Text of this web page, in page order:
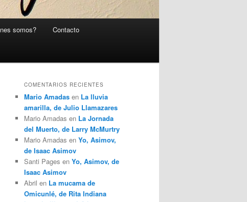
somos? Contacto
COMENTARIOS RECIENTES
Mario Amadas en La lluvia
amarilla, de Julio Llamazares
Mario Amadas en La Jornada
del Muerto, de Larry McMurtry
Mario Amadas en Yo, Asimov,
de Isaac Asimov
Santi Pages en Yo, Asimov, de
Isaac Asimov
Abril en La mucama de
Omicunlé, de Rita Indiana